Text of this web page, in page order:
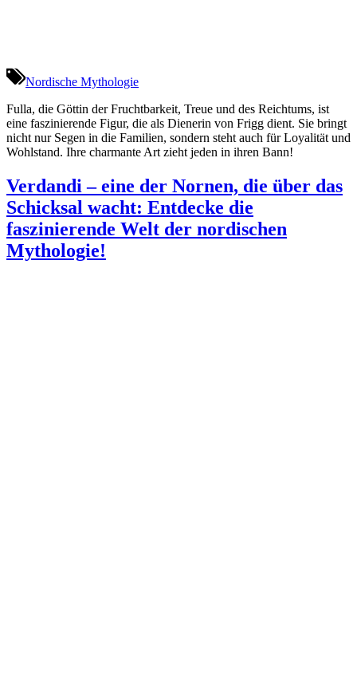
Nordische Mythologie
Fulla, die Göttin der Fruchtbarkeit, Treue und des Reichtums, ist
eine faszinierende Figur, die als Dienerin von Frigg dient. Sie bringt
nicht nur Segen in die Familien, sondern steht auch für Loyalität und
Wohlstand. Ihre charmante Art zieht jeden in ihren Bann!
Verdandi – eine der Nornen, die über das
Schicksal wacht: Entdecke die
faszinierende Welt der nordischen
Mythologie!